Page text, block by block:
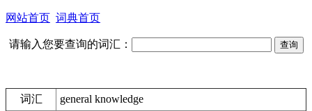
网站首页 词典首页
请输入您要查询的词汇：
词汇 general knowledge